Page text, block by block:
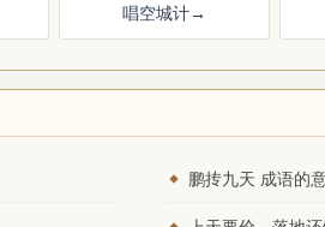
唱空城计→
鹏抟九天 成语的